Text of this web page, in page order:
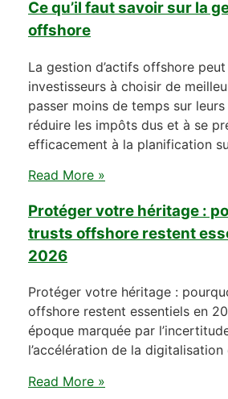
Ce qu’il faut savoir sur la
offshore
La gestion d’actifs offshore
investisseurs à choisir de
passer moins de temps sur
réduire les impôts dus et à se
efficacement à la planification
Read More »
Protéger votre héritage :
trusts offshore restent
2026
Protéger votre héritage :
offshore restent essentiels en
époque marquée par
l’accélération de la digitalisation
Read More »